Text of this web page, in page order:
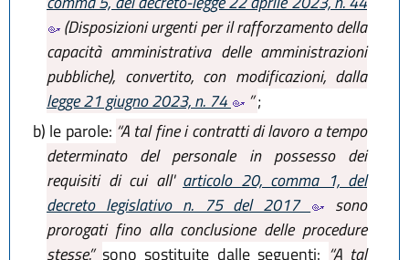
(Disposizioni urgenti per il rafforzamento della
capacità amministrativa delle amministrazioni
pubbliche), convertito, con modificazioni, dalla
legge 21 giugno 2023, n. 74
”;
b) le parole: “A tal fine i contratti di lavoro a tempo
determinato del personale in possesso dei
requisiti di cui all' articolo 20, comma 1, del
decreto legislativo n. 75 del 2017
sono
prorogati fino alla conclusione delle procedure
stesse.” sono sostituite dalle seguenti: “A tal